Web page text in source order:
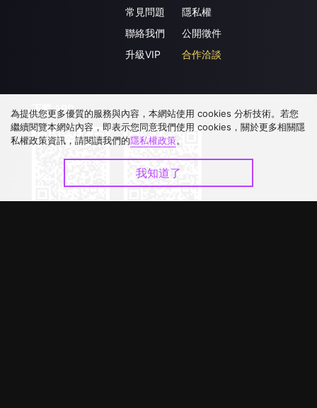
常見問題
聯絡我們
升級VIP
隱私權
公開徵件
合作洽談
下載 APP
為提供您更多優質的服務與內容，本網站使用 cookies 分析技術。若您
繼續閱覽本網站內容，即表示您同意我們使用 cookies，關於更多相關隱
私權政策資訊，請閱讀我們的隱私權政策。
我知道了